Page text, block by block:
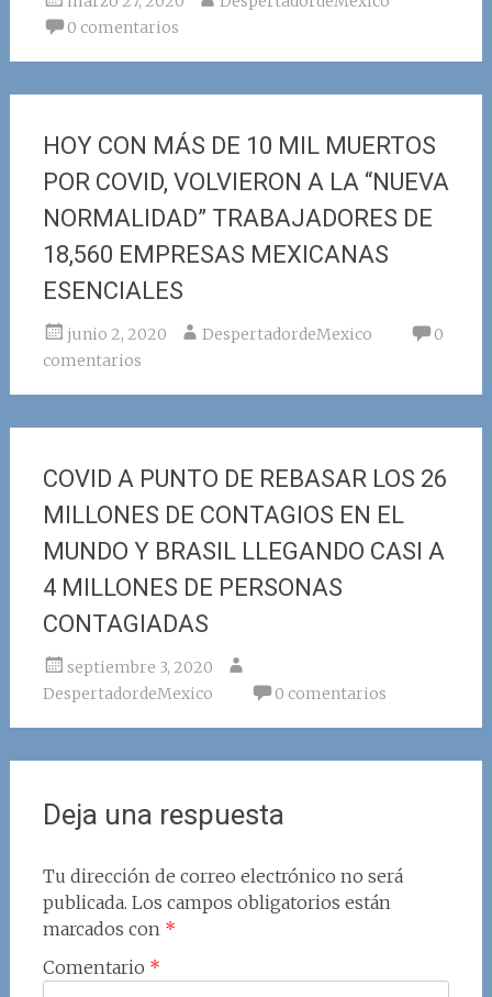
0 comentarios
HOY CON MÁS DE 10 MIL MUERTOS
POR COVID, VOLVIERON A LA “NUEVA
NORMALIDAD” TRABAJADORES DE
18,560 EMPRESAS MEXICANAS
ESENCIALES
junio 2, 2020 DespertadordeMexico
0
comentarios
COVID A PUNTO DE REBASAR LOS 26
MILLONES DE CONTAGIOS EN EL
MUNDO Y BRASIL LLEGANDO CASI A
4 MILLONES DE PERSONAS
CONTAGIADAS
septiembre 3, 2020
DespertadordeMexico
0 comentarios
Deja una respuesta
Tu dirección de correo electrónico no será
publicada. Los campos obligatorios están
marcados con *
Comentario *